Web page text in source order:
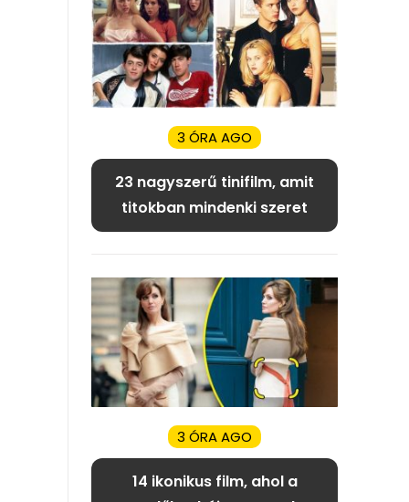
3 ÓRA AGO
23 nagyszerű tinifilm, amit
titokban mindenki szeret
3 ÓRA AGO
14 ikonikus film, ahol a